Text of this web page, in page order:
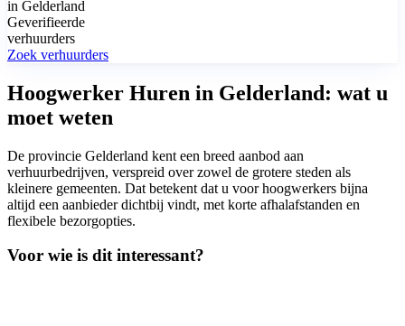
in Gelderland
Geverifieerde
verhuurders
Zoek verhuurders
Hoogwerker Huren in Gelderland: wat u
moet weten
De provincie Gelderland kent een breed aanbod aan
verhuurbedrijven, verspreid over zowel de grotere steden als
kleinere gemeenten. Dat betekent dat u voor hoogwerkers bijna
altijd een aanbieder dichtbij vindt, met korte afhalafstanden en
flexibele bezorgopties.
Voor wie is dit interessant?